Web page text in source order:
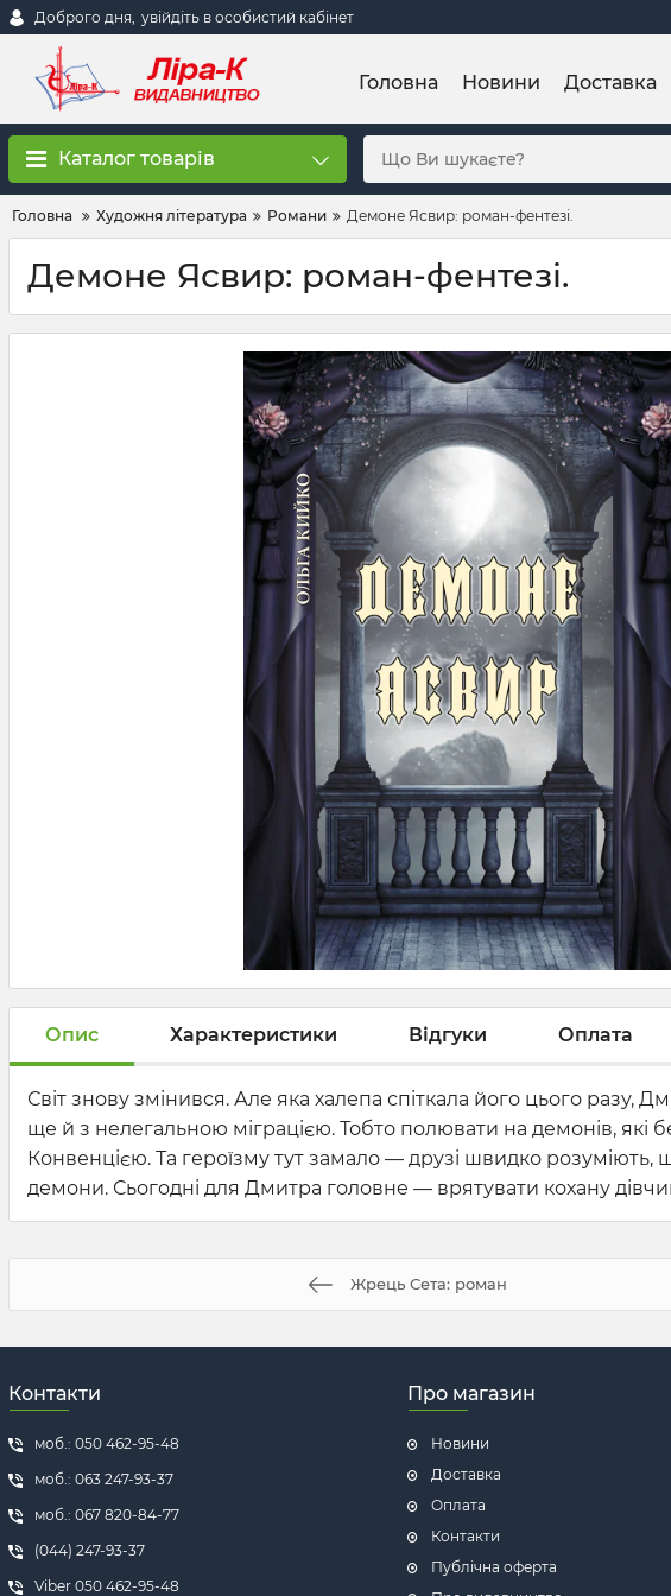
Доброго дня, увійдіть в особистий кабінет
Головна Новини Доставка
Каталог товарів
Головна Художня література Романи Демоне Ясвир: роман-фентезі.
Демоне Ясвир: роман-фентезі.
Опис Характеристики Відгуки Оплата
Світ знову змінився. Але яка халепа спіткала його цього
ще й з нелегальною міграцією. Тобто полювати на демонів, які
Конвенцією. Та героїзму тут замало — друзі швидко розуміють,
демони. Сьогодні для Дмитра головне — врятувати кохану
Жрець Сета: роман
Контакти
моб.: 050 462-95-48
моб.: 063 247-93-37
моб.: 067 820-84-77
(044) 247-93-37
Viber 050 462-95-48
Про магазин
Новини
Доставка
Оплата
Контакти
Публічна оферта